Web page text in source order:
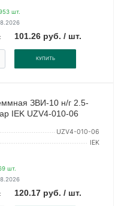
шт.
101.26 руб. / шт.
КУПИТЬ
ЗВИ-10 н/г 2.5-
IEK UZV4-010-06
UZV4-010-06
IEK
шт.
120.17 руб. / шт.